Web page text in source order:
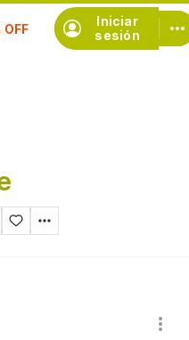
Iniciar
sesión